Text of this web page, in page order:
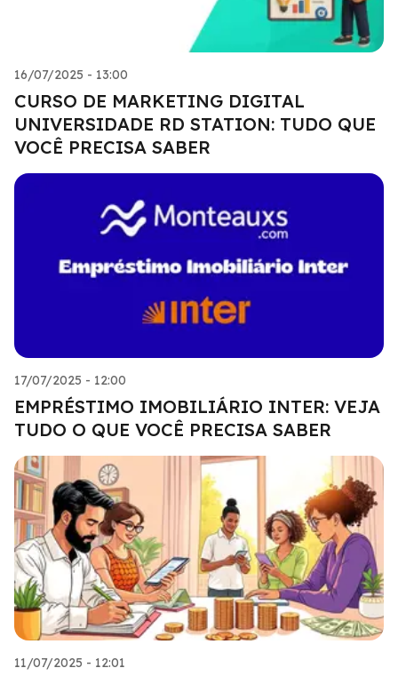
16/07/2025 - 13:00
CURSO DE MARKETING DIGITAL
UNIVERSIDADE RD STATION: TUDO QUE
VOCÊ PRECISA SABER
17/07/2025 - 12:00
EMPRÉSTIMO IMOBILIÁRIO INTER: VEJA
TUDO O QUE VOCÊ PRECISA SABER
11/07/2025 - 12:01